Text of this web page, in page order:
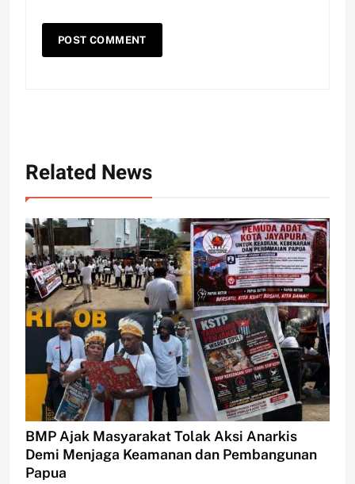
Related News
BMP Ajak Masyarakat Tolak Aksi Anarkis
Demi Menjaga Keamanan dan Pembangunan
Papua